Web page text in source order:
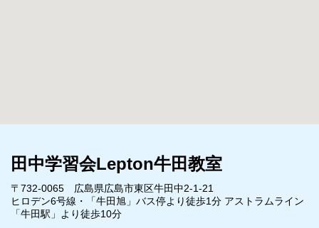
田中学習会Lepton牛田教室
〒732-0065 広島県広島市東区牛田中2-1-21
ヒロデン6号線・「牛田旭」バス停より徒歩1分 アストラムライン
「牛田駅」より徒歩10分